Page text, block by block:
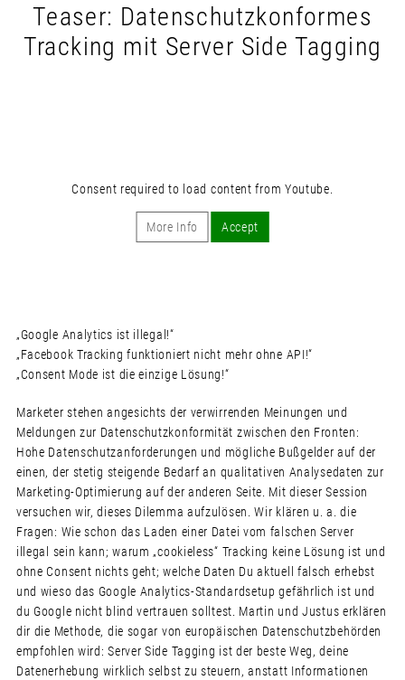
Teaser: Datenschutzkonformes
Tracking mit Server Side Tagging
Consent required to load content from Youtube.
More Info Accept
„Google Analytics ist illegal!“
„Facebook Tracking funktioniert nicht mehr ohne API!“
„Consent Mode ist die einzige Lösung!“
Marketer stehen angesichts der verwirrenden Meinungen und
Meldungen zur Datenschutzkonformität zwischen den Fronten:
Hohe Datenschutzanforderungen und mögliche Bußgelder auf der
einen, der stetig steigende Bedarf an qualitativen Analysedaten zur
Marketing-Optimierung auf der anderen Seite. Mit dieser Session
versuchen wir, dieses Dilemma aufzulösen. Wir klären u. a. die
Fragen: Wie schon das Laden einer Datei vom falschen Server
illegal sein kann; warum „cookieless“ Tracking keine Lösung ist und
ohne Consent nichts geht; welche Daten Du aktuell falsch erhebst
und wieso das Google Analytics-Standardsetup gefährlich ist und
du Google nicht blind vertrauen solltest. Martin und Justus erklären
dir die Methode, die sogar von europäischen Datenschutzbehörden
empfohlen wird: Server Side Tagging ist der beste Weg, deine
Datenerhebung wirklich selbst zu steuern, anstatt Informationen